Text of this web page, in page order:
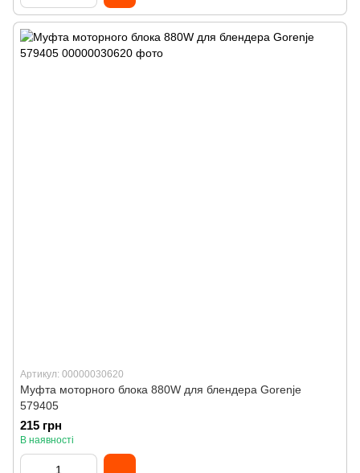
Артикул: 00000030620
Муфта моторного блока 880W для блендера Gorenje
579405
215 грн
В наявності